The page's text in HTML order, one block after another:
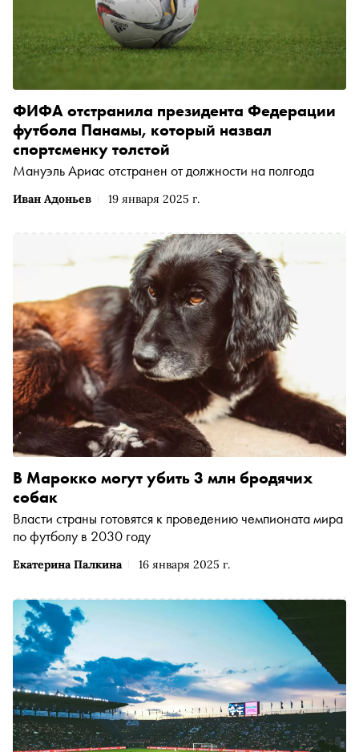
Иван Адоньев 19 января 2025 г.
ФИФА отстранила президента Федерации
футбола Панамы, который назвал
спортсменку толстой
Мануэль Ариас отстранен от должности на полгода
Екатерина Палкина 16 января 2025 г.
В Марокко могут убить 3 млн бродячих
собак
Власти страны готовятся к проведению чемпионата мира
по футболу в 2030 году